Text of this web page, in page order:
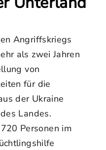
Angriffskriegs
als zwei Jahren
von
für die
der Ukraine
Landes.
Personen im